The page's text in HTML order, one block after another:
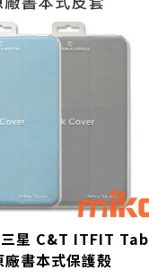
三星 C&T ITFIT Tab
書本式保護殼